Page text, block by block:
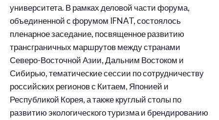
университета. В рамках деловой части форума,
объединенной с форумом IFNAT, состоялось
пленарное заседание, посвященное развитию
трансграничных маршрутов между странами
Северо-Восточной Азии, Дальним Востоком и
Сибирью, тематические сессии по сотрудничеству
российских регионов с Китаем, Японией и
Республикой Корея, а также круглый столы по
развитию экологического туризма и брендированию